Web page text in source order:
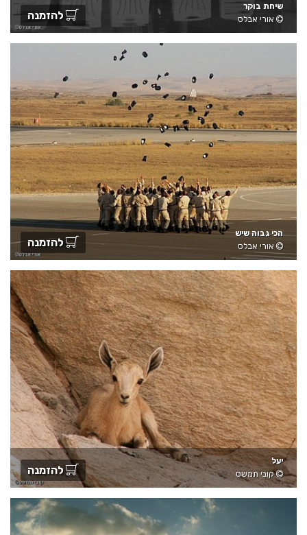
שיחת בוקר
אורי אבלס
להזמנה
הכי גבוה שיש
אורי אבלס
להזמנה
יעל
קובי תמשס
להזמנה